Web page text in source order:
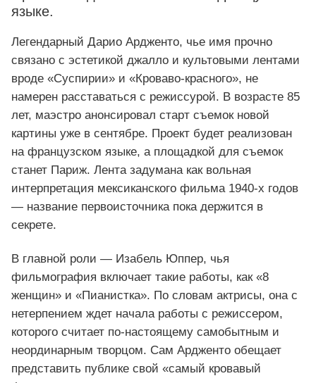
языке.
Легендарный Дарио Ардженто, чье имя прочно
связано с эстетикой джалло и культовыми лентами
вроде «Суспирии» и «Кроваво‑красного», не
намерен расставаться с режиссурой. В возрасте 85
лет, маэстро анонсировал старт съемок новой
картины уже в сентябре. Проект будет реализован
на французском языке, а площадкой для съемок
станет Париж. Лента задумана как вольная
интерпретация мексиканского фильма 1940‑х годов
— название первоисточника пока держится в
секрете.
В главной роли — Изабель Юппер, чья
фильмография включает такие работы, как «8
женщин» и «Пианистка». По словам актрисы, она с
нетерпением ждет начала работы с режиссером,
которого считает по‑настоящему самобытным и
неординарным творцом. Сам Ардженто обещает
представить публике свой «самый кровавый